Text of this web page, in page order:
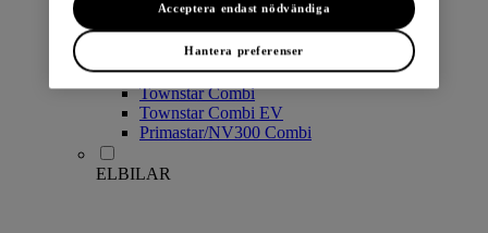
Qashqai
LEAF
ARIYA
X-Trail
Townstar Combi
Townstar Combi EV
Primastar/NV300 Combi
ELBILAR
Hantera preferenser
Acceptera endast nödvändiga